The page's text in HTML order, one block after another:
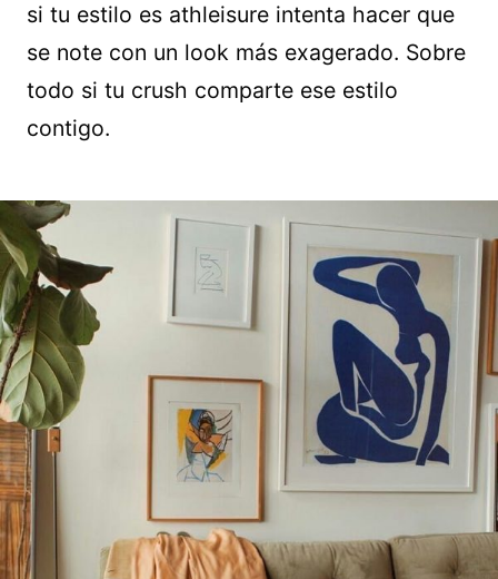
si tu estilo es athleisure intenta hacer que
se note con un look más exagerado. Sobre
todo si tu crush comparte ese estilo
contigo.